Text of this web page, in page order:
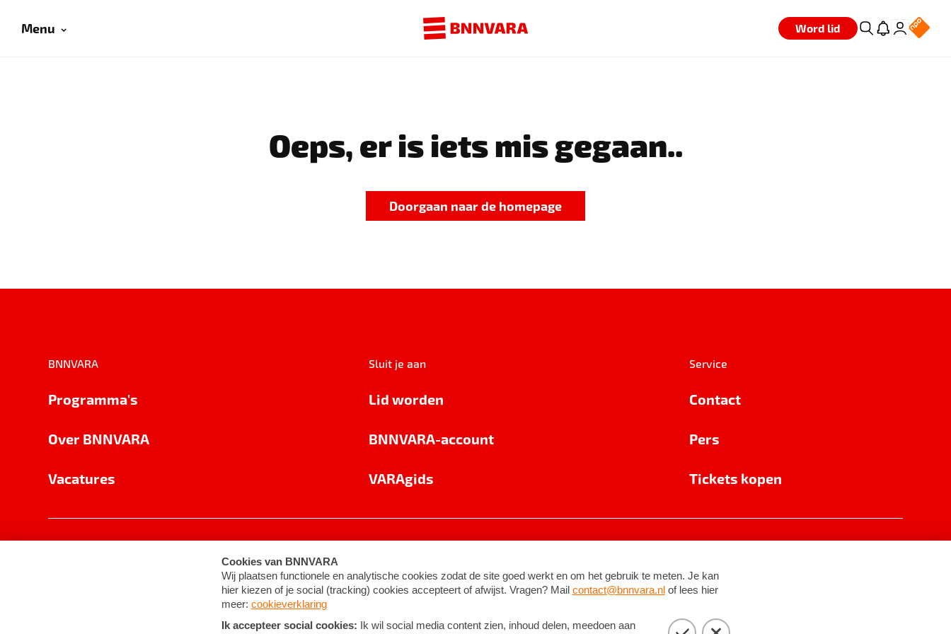
Menu Word lid
Oeps, er is iets mis gegaan..
Doorgaan naar de homepage
BNNVARA
Programma's
Over BNNVARA
Vacatures
Sluit je aan
Lid worden
BNNVARA-account
VARAgids
Service
Contact
Pers
Tickets kopen
Cookie-instellingen Algemene voorwaarden ©2026BNNVARA